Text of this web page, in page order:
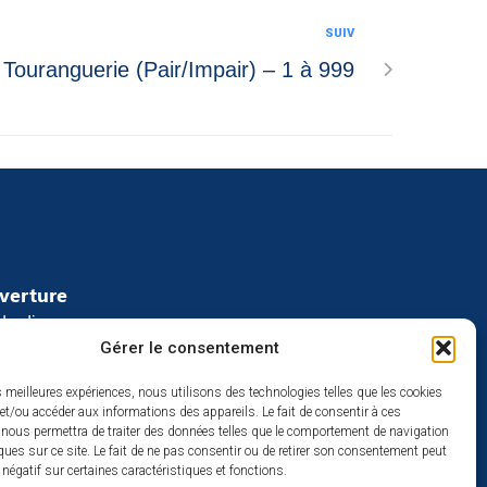
Gérer le consentement
meilleures expériences, nous utilisons des technologies telles que les cookies
ou accéder aux informations des appareils. Le fait de consentir à ces
permettra de traiter des données telles que le comportement de navigation
sur ce site. Le fait de ne pas consentir ou de retirer son consentement peut
négatif sur certaines caractéristiques et fonctions.
SUIV
(Pair/Impair) – 1 à 999
:
17h